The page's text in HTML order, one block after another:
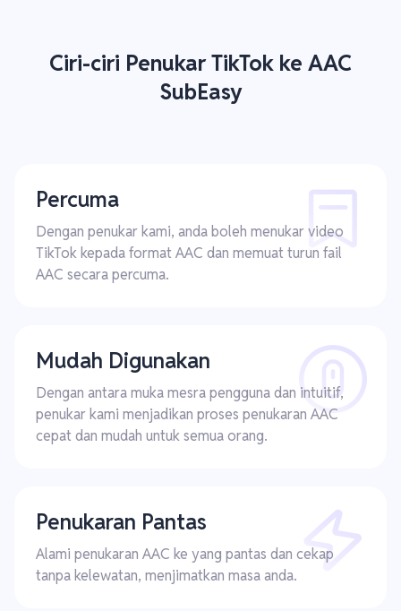
Ciri-ciri Penukar TikTok ke AAC
SubEasy
Percuma
Dengan penukar kami, anda boleh menukar video
TikTok kepada format AAC dan memuat turun fail
AAC secara percuma.
Mudah Digunakan
Dengan antara muka mesra pengguna dan intuitif,
penukar kami menjadikan proses penukaran AAC
cepat dan mudah untuk semua orang.
Penukaran Pantas
Alami penukaran AAC ke yang pantas dan cekap
tanpa kelewatan, menjimatkan masa anda.